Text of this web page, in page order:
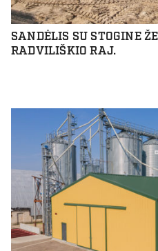
SANDĖLIS SU STOGINE
RADVILIŠKIO RAJ.